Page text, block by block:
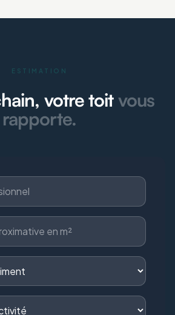
ESTIMATION
votre toitvous
rapporte.